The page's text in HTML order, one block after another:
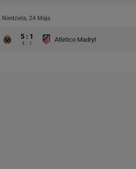
Niedziela, 24 Maja
5 : 1
4 : 1
Atletico Madryt